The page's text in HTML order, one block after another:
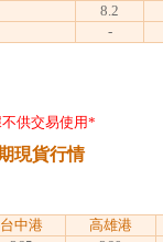
8.2
-
供交易使用*
現貨行情
台中港 高雄港